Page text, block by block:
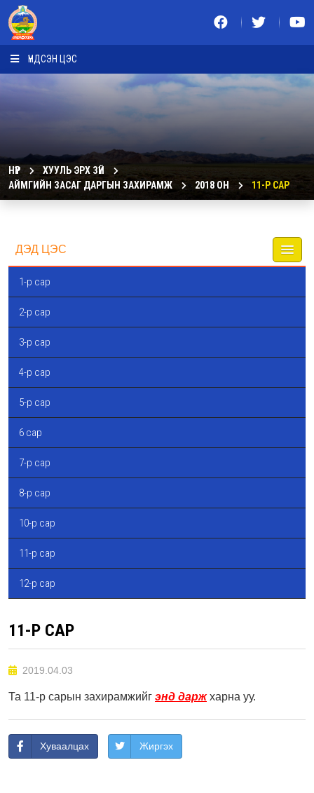
ҮНДСЭН ЦЭС
НҮҮР
ХУУЛЬ ЭРХ ЗҮЙ
АЙМГИЙН ЗАСАГ ДАРГЫН ЗАХИРАМЖ
2018 ОН 11-Р САР
ДЭД ЦЭС
1-р сар
2-р сар
3-р сар
4-р сар
5-р сар
6 сар
7-р сар
8-р сар
10-р сар
11-р сар
12-р сар
11-Р САР
2019.04.03
Та 11-р сарын захирамжийг энд даржхарна уу.
Хуваалцах Жиргэх